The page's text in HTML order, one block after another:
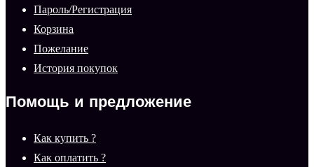
Пароль/Регистрация
Корзина
Пожелание
История покупок
Помощь и предложение
Как купить ?
Как оплатить ?